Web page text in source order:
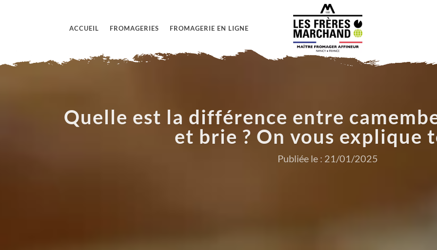
ACCUEIL FROMAGERIES FROMAGERIE EN LIGNE
Quelle est la différence entre
et brie ? On vous explique
Publiée le : 21/01/2025